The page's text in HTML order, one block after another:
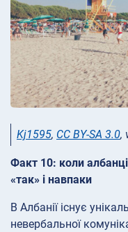
Kj1595, CC BY-SA 3.0,
Факт 10: коли
«так» і навпаки
В Албанії існує
невербальної